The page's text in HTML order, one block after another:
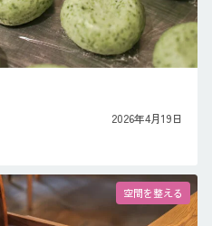
2026年4月19日
空間を整える